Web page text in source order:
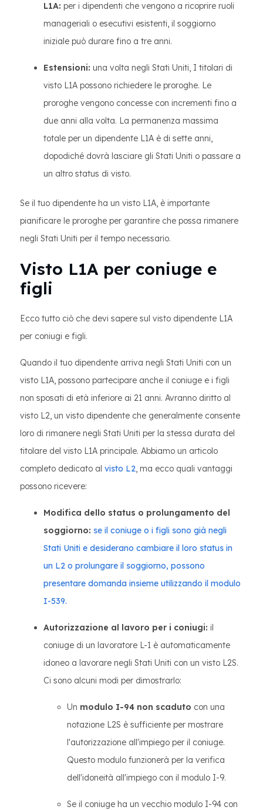
L1A: per i dipendenti che vengono a ricoprire ruoli
manageriali o esecutivi esistenti, il soggiorno
iniziale può durare fino a tre anni.
Estensioni: una volta negli Stati Uniti, I titolari di
visto L1A possono richiedere le proroghe. Le
proroghe vengono concesse con incrementi fino a
due anni alla volta. La permanenza massima
totale per un dipendente L1A è di sette anni,
dopodiché dovrà lasciare gli Stati Uniti o passare a
un altro status di visto.
Se il tuo dipendente ha un visto L1A, è importante
pianificare le proroghe per garantire che possa rimanere
negli Stati Uniti per il tempo necessario.
Visto L1A per coniuge e
figli
Ecco tutto ciò che devi sapere sul visto dipendente L1A
per coniugi e figli.
Quando il tuo dipendente arriva negli Stati Uniti con un
visto L1A, possono partecipare anche il coniuge e i figli
non sposati di età inferiore ai 21 anni. Avranno diritto al
visto L2, un visto dipendente che generalmente consente
loro di rimanere negli Stati Uniti per la stessa durata del
titolare del visto L1A principale. Abbiamo un articolo
completo dedicato al visto L2, ma ecco quali vantaggi
possono ricevere:
Modifica dello status o prolungamento del
soggiorno: se il coniuge o i figli sono già negli
Stati Uniti e desiderano cambiare il loro status in
un L2 o prolungare il soggiorno, possono
presentare domanda insieme utilizzando il modulo
I-539.
Autorizzazione al lavoro per i coniugi: il
coniuge di un lavoratore L-1 è automaticamente
idoneo a lavorare negli Stati Uniti con un visto L2S.
Ci sono alcuni modi per dimostrarlo:
Un modulo I-94 non scaduto con una
notazione L2S è sufficiente per mostrare
l'autorizzazione all'impiego per il coniuge.
Questo modulo funzionerà per la verifica
dell'idoneità all'impiego con il modulo I-9.
Se il coniuge ha un vecchio modulo I-94 con